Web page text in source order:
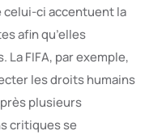
celui-ci accentuent la
afin qu’elles
FIFA, par exemple,
les droits humains
plusieurs
critiques se